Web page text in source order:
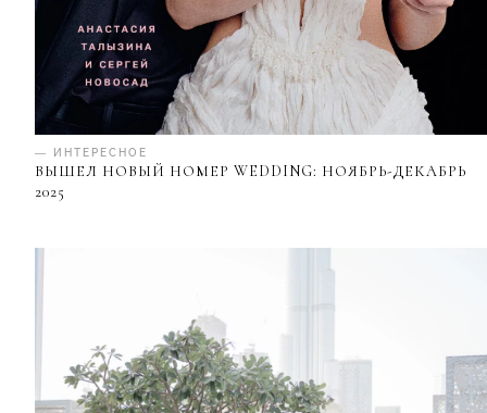
— ИНТЕРЕСНОЕ
ВЫШЕЛ НОВЫЙ НОМЕР WEDDING: НОЯБРЬ-ДЕКАБРЬ
2025